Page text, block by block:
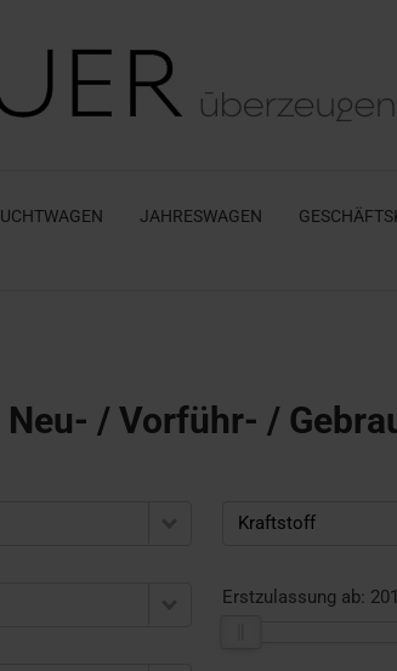
JAHRESWAGEN
/ Vorführ- /
Kraftstoff
Erstzulassung ab: